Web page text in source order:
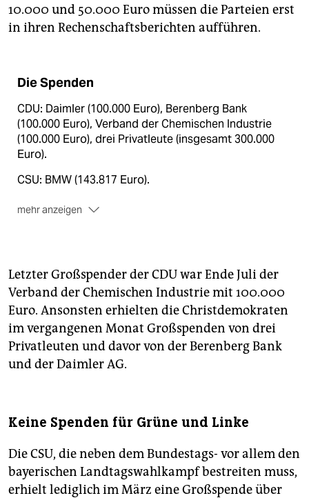
10.000 und 50.000 Euro müssen die Parteien erst
in ihren Rechenschaftsberichten aufführen.
Die Spenden
CDU: Daimler (100.000 Euro), Berenberg Bank
(100.000 Euro), Verband der Chemischen Industrie
(100.000 Euro), drei Privatleute (insgesamt 300.000
Euro).
CSU: BMW (143.817 Euro).
mehr anzeigen
SPD: BMW (107.376 Euro), Daimler (100.000 Euro),
eine Privatperson (80.000 Euro).(dpa)
Letzter Großspender der CDU war Ende Juli der
Verband der Chemischen Industrie mit 100.000
Euro. Ansonsten erhielten die Christdemokraten
im vergangenen Monat Großspenden von drei
Privatleuten und davor von der Berenberg Bank
und der Daimler AG.
Keine Spenden für Grüne und Linke
Die CSU, die neben dem Bundestags- vor allem den
bayerischen Landtagswahlkampf bestreiten muss,
erhielt lediglich im März eine Großspende über